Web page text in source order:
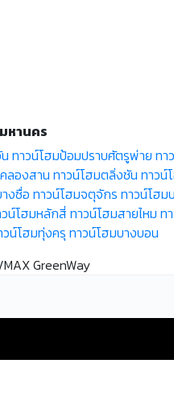
หานคร
ทาวน์โฮมป้อมปราบศัตรูพ่าย ทา
ลองสาน ทาวน์โฮมตลิ่งชัน ทาวน์
งซื่อ ทาวน์โฮมจตุจักร ทาวน์โฮม
น์โฮมหลักสี่ ทาวน์โฮมสายไหม ท
วน์โฮมทุ่งครุ ทาวน์โฮมบางบอน
GreenWay